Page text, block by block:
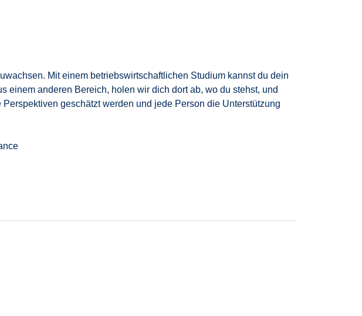
. Mit einem betriebswirtschaftlichen Studium kannst du dein
einem anderen Bereich, holen wir dich dort ab, wo du stehst, und
geschätzt werden und jede Person die Unterstützung